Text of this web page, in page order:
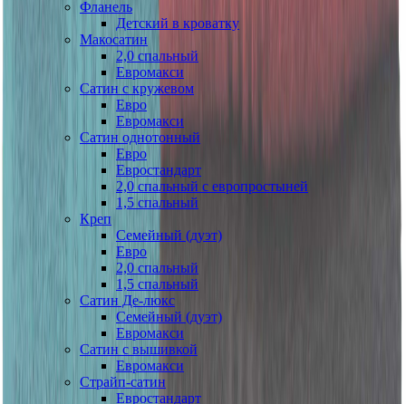
Фланель
Детский в кроватку
Макосатин
2,0 спальный
Евромакси
Сатин с кружевом
Евро
Евромакси
Сатин однотонный
Евро
Евростандарт
2,0 спальный с европростыней
1,5 спальный
Креп
Семейный (дуэт)
Евро
2,0 спальный
1,5 спальный
Сатин Де-люкс
Семейный (дуэт)
Евромакси
Сатин с вышивкой
Евромакси
Страйп-сатин
Евростандарт